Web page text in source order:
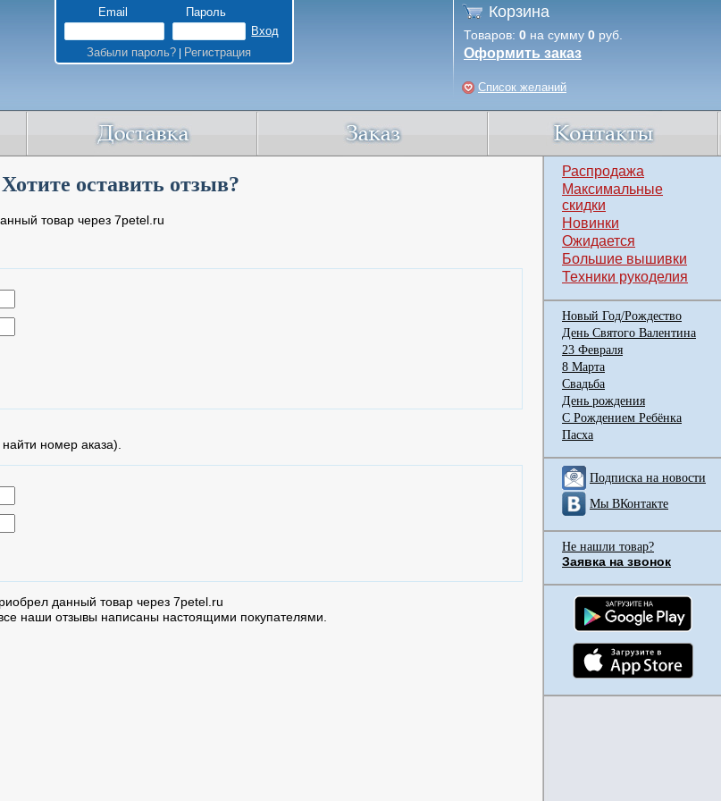
Email Пароль
Забыли пароль?| Регистрация
Корзина
Товаров: 0 на сумму 0 руб.
Оформить заказ
Список желаний
Хотите оставить отзыв?
товар через 7petel.ru
номер аказа).
данный товар через 7petel.ru
наши отзывы написаны настоящими покупателями.
Распродажа
Максимальные
скидки
Новинки
Ожидается
Большие вышивки
Техники рукоделия
Новый Год/Рождество
День Святого Валентина
23 Февраля
8 Марта
Свадьба
День рождения
С Рождением Ребёнка
Пасха
Подписка на новости
Мы ВКонтакте
Не нашли товар?
Заявка на звонок